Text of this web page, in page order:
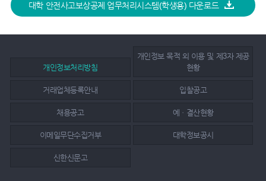
대학 안전사고보상공제 업무처리시스템(학생용) 다운로드
개인정보처리방침
개인정보 목적 외 이용 및 제3자 제공
현황
거래업체등록안내 입찰공고
채용공고 예ㆍ결산현황
이메일무단수집거부 대학정보공시
신한신문고